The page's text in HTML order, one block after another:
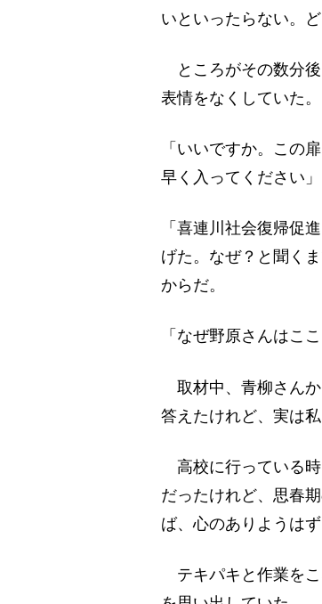
いといったらない。
ところがその数分
表情をなくしていた。
「いいですか。この
早く入ってください」
「喜連川社会復帰促
げた。なぜ？と聞く
からだ。
「なぜ野原さんはこ
取材中、青柳さんか
答えたけれど、実は
高校に行っている
だったけれど、思春
ば、心のありようは
テキパキと作業をこ